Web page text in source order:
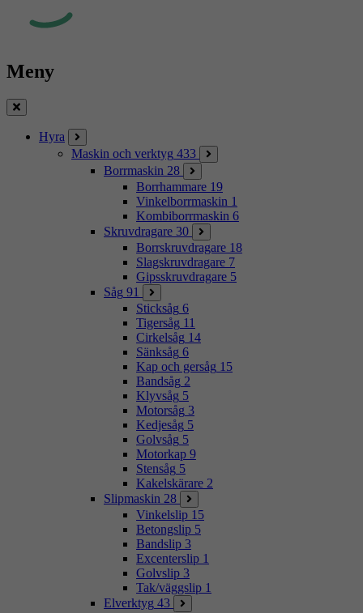
Meny
Stäng
Hyra
Maskin och verktyg 433
Borrmaskin 28
Borrhammare 19
Vinkelborrmaskin 1
Kombiborrmaskin 6
Skruvdragare 30
Borrskruvdragare 18
Slagskruvdragare 7
Gipsskruvdragare 5
Såg 91
Sticksåg 6
Tigersåg 11
Cirkelsåg 14
Sänksåg 6
Kap och gersåg 15
Bandsåg 2
Klyvsåg 5
Motorsåg 3
Kedjesåg 5
Golvsåg 5
Motorkap 9
Stensåg 5
Kakelskärare 2
Slipmaskin 28
Vinkelslip 15
Betongslip 5
Bandslip 3
Excenterslip 1
Golvslip 3
Tak/väggslip 1
Elverktyg 43